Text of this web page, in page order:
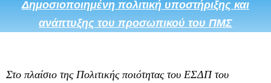
Δημοσιοποιημένη πολιτική υποστήριξης και
ανάπτυξης του προσωπικού του ΠΜΣ
Στο πλαίσιο της Πολιτικής ποιότητας του ΕΣΔΠ του